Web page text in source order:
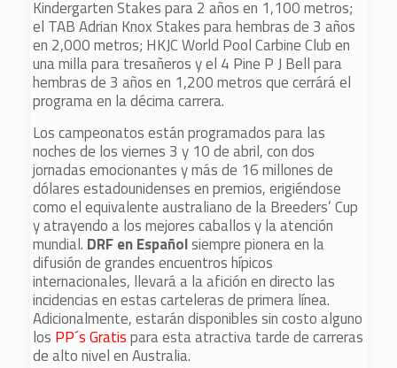
Kindergarten Stakes para 2 años en 1,100 metros;
el TAB Adrian Knox Stakes para hembras de 3 años
en 2,000 metros; HKJC World Pool Carbine Club en
una milla para tresañeros y el 4 Pine P J Bell para
hembras de 3 años en 1,200 metros que cerrárá el
programa en la décima carrera.
Los campeonatos están programados para las
noches de los viernes 3 y 10 de abril, con dos
jornadas emocionantes y más de 16 millones de
dólares estadounidenses en premios, erigiéndose
como el equivalente australiano de la Breeders’ Cup
y atrayendo a los mejores caballos y la atención
mundial. DRF en Españolsiempre pionera en la
difusión de grandes encuentros hípicos
internacionales, llevará a la afición en directo las
incidencias en estas carteleras de primera línea.
Adicionalmente, estarán disponibles sin costo alguno
los PP´s Gratispara esta atractiva tarde de carreras
de alto nivel en Australia.